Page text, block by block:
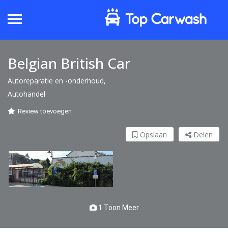
Belgian British Car
Autoreparatie en -onderhoud,
Autohandel
Review toevoegen
Delen
Opslaan
1 Toon Meer